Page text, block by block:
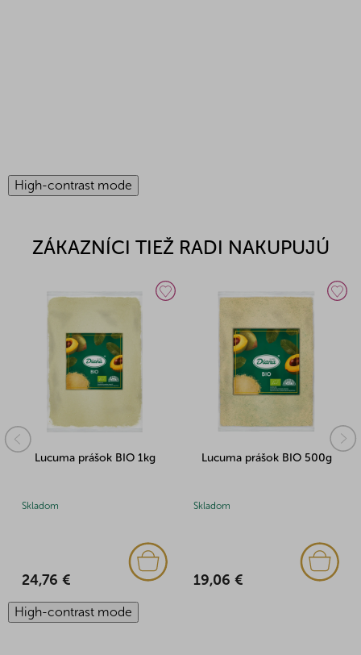
High-contrast mode
ZÁKAZNÍCI TIEŽ RADI NAKUPUJÚ
Lucuma prášok BIO 1kg
Skladom
24,76 €
Lucuma prášok BIO 500g
Skladom
19,06 €
High-contrast mode